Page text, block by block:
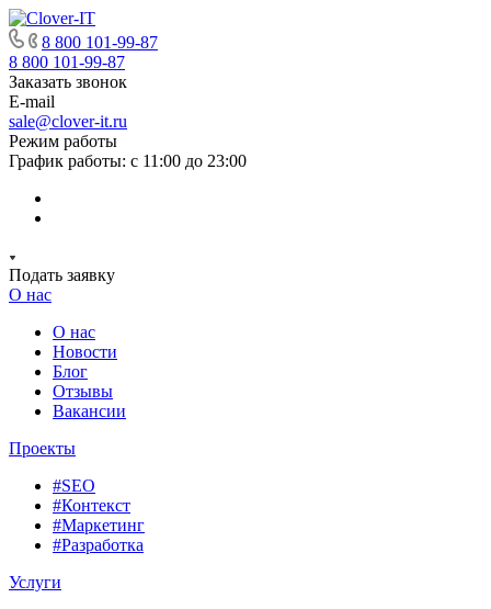
8 800 101-99-87
8 800 101-99-87
Заказать звонок
E-mail
sale@clover-it.ru
Режим работы
График работы: с 11:00 до 23:00
Подать заявку
О нас
О нас
Новости
Блог
Отзывы
Вакансии
Проекты
#SEO
#Контекст
#Маркетинг
#Разработка
Услуги